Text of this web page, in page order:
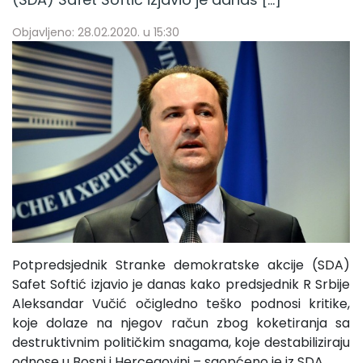
Objavljeno: 28.02.2020. u 15:30
Potpredsjednik Stranke demokratske akcije (SDA)
Safet Softić izjavio je danas kako predsjednik R Srbije
Aleksandar Vučić očigledno teško podnosi kritike,
koje dolaze na njegov račun zbog koketiranja sa
destruktivnim političkim snagama, koje destabiliziraju